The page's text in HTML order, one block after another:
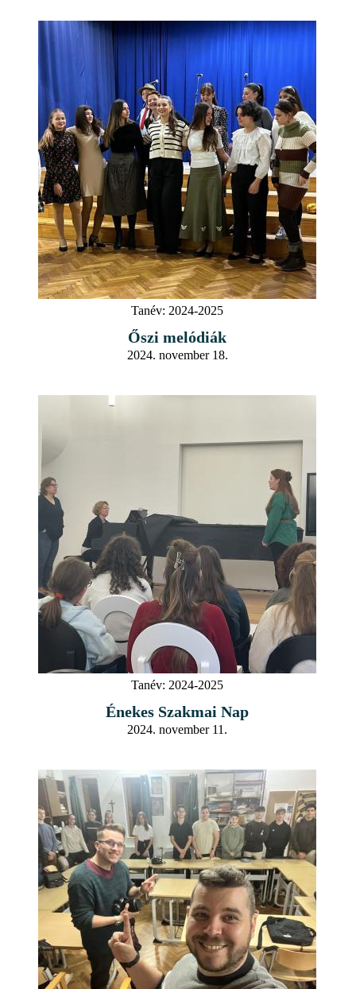
Tanév: 2024-2025
Őszi melódiák
2024. november 18.
Tanév: 2024-2025
Énekes Szakmai Nap
2024. november 11.